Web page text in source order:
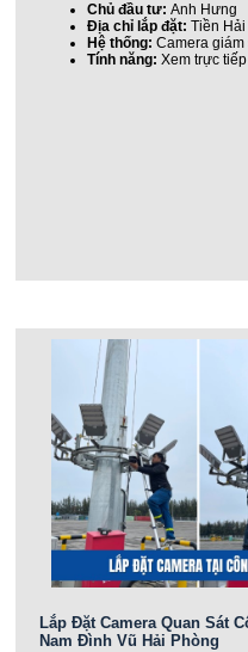
Chủ đầu tư:Anh Hưng
Địa chỉ lắp đặt: Tiền
Hệ thống: Camera giám
Tính năng: Xem trực
Lắp Đặt Camera Quan Sát
Nam Đình Vũ Hải Phòng